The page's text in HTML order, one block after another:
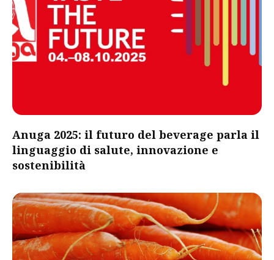
Anuga 2025: il futuro del beverage parla il
linguaggio di salute, innovazione e
sostenibilità